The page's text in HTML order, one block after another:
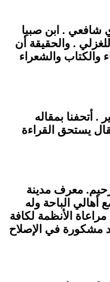
شافعي . ابن صبيا
. والحقيقة أن
والكتاب والشعراء
. أتحفنا بمقاله
يستحق القراءة
معرف مدينة
أهالي الباحة وله
الأنظمة لكافة
مشكورة في الإصلاح